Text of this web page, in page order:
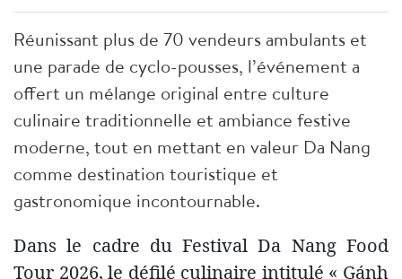
Réunissant plus de 70 vendeurs ambulants et
une parade de cyclo-pousses, l’événement a
offert un mélange original entre culture
culinaire traditionnelle et ambiance festive
moderne, tout en mettant en valeur Da Nang
comme destination touristique et
gastronomique incontournable.
Dans le cadre du Festival Da Nang Food
Tour 2026, le défilé culinaire intitulé « Gánh